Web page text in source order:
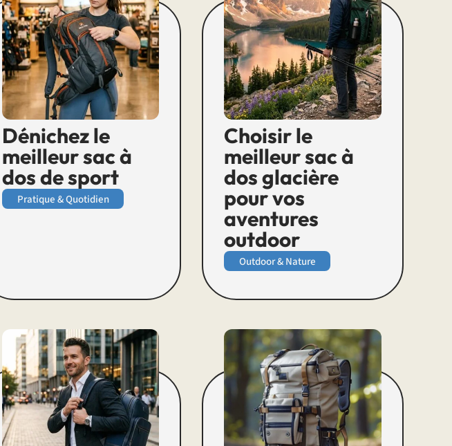
Dénichez le
meilleur sac à
dos de sport
Pratique & Quotidien
Choisir le
meilleur sac à
dos glacière
pour vos
aventures
outdoor
Outdoor & Nature